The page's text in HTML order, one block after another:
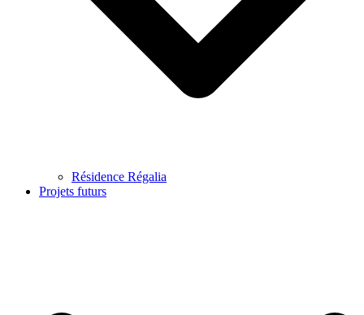
Résidence Régalia
Projets futurs